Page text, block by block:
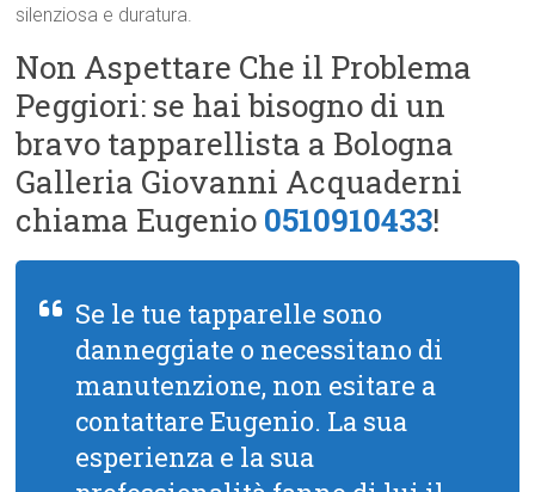
silenziosa e duratura.
Non Aspettare Che il Problema
Peggiori: se hai bisogno di un
bravo tapparellista a Bologna
Galleria Giovanni Acquaderni
chiama Eugenio 0510910433!
Se le tue tapparelle sono
danneggiate o necessitano di
manutenzione, non esitare a
contattare Eugenio. La sua
esperienza e la sua